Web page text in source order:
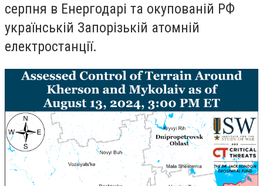
серпня в Енергодарі та окупованій РФ
українській Запорізькій атомній
електростанції.